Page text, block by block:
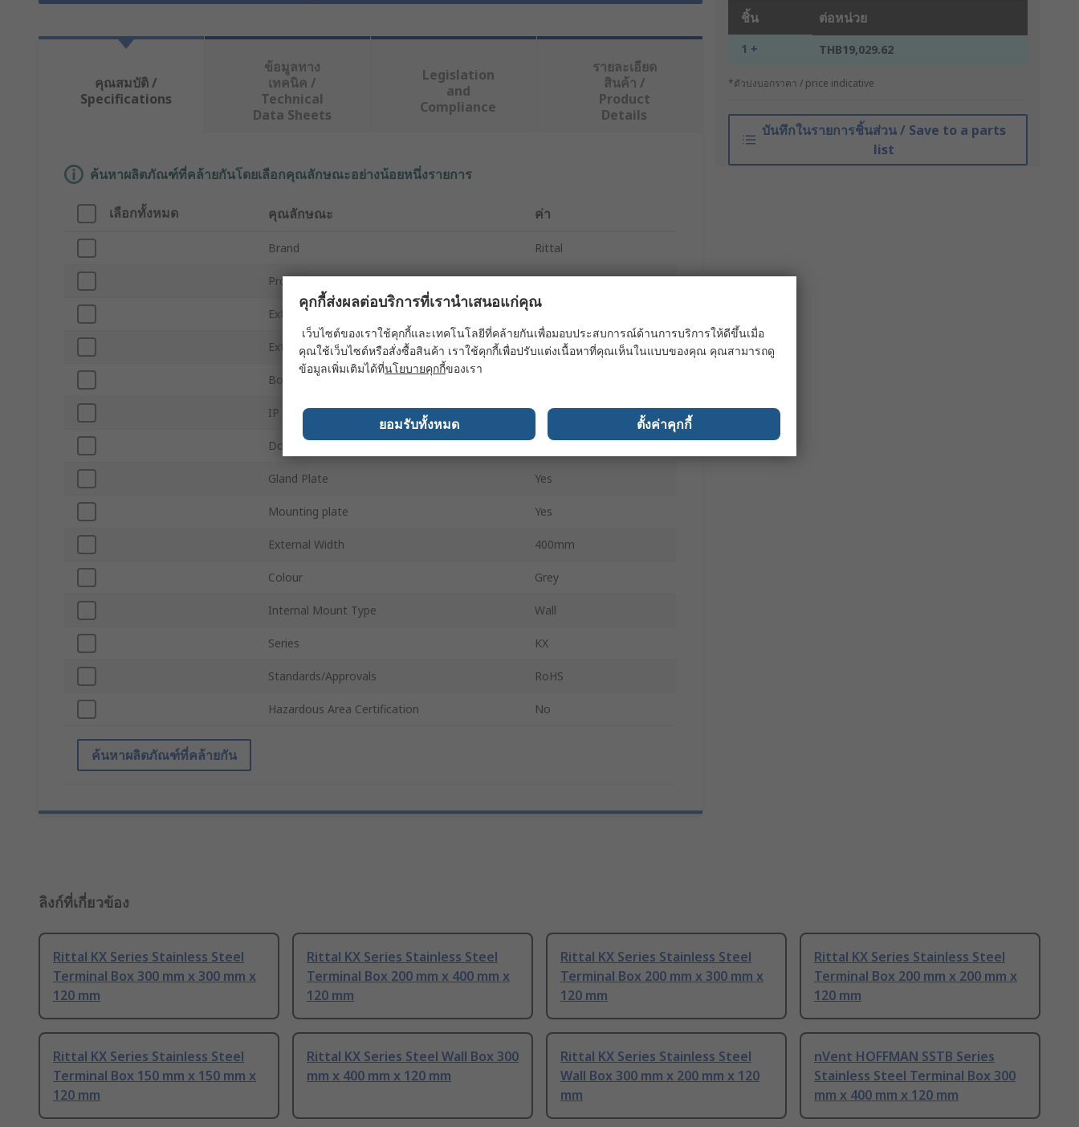
ชิ้น ต่อหน่วย
1 + THB19,029.62
*ตัวบ่งบอกราคา / price indicative
บันทึกในรายการชิ้นส่วน / Save to a parts
list
คุณสมบัติ /
Specifications
ข้อมูลทาง
เทคนิค /
Technical
Data Sheets
Legislation
and
Compliance
รายละเอียด
สินค้า /
Product
Details
ค้นหาผลิตภัณฑ์ที่คล้ายกันโดยเลือกคุณลักษณะอย่างน้อยหนึ่งรายการ
เลือกทั้งหมด คุณลักษณะ ค่า
Brand Rittal
Product Type Terminal Box
External Height
External Depth 120mm
Body Material
IP Rating IP66
Door Lock Type
Gland Plate Yes
Mounting plate Yes
External Width 400mm
Colour Grey
Internal Mount Type Wall
Series KX
Standards/Approvals RoHS
Hazardous Area Certification No
ค้นหาผลิตภัณฑ์ที่คล้ายกัน
ลิงก์ที่เกี่ยวข้อง
Rittal KX Series Stainless Steel
Terminal Box 300 mm x 300 mm x
120 mm
Rittal KX Series Stainless Steel
Terminal Box 200 mm x 400 mm x
120 mm
Rittal KX Series Stainless Steel
Terminal Box 200 mm x 300 mm x
120 mm
Rittal KX Series Stainless Steel
Terminal Box 200 mm x 200 mm x
120 mm
Rittal KX Series Stainless Steel
Terminal Box 150 mm x 150 mm x
120 mm
Rittal KX Series Steel Wall Box 300
mm x 400 mm x 120 mm
Rittal KX Series Stainless Steel
Wall Box 300 mm x 200 mm x 120
mm
nVent HOFFMAN SSTB Series
Stainless Steel Terminal Box 300
mm x 400 mm x 120 mm
คุกกี้ส่งผลต่อบริการที่เรานำเสนอแก่คุณ
เว็บไซต์ของเราใช้คุกกี้และเทคโนโลยีที่คล้ายกันเพื่อมอบประสบการณ์ด้านการบริการให้ดีขึ้นเมื่อ
คุณใช้เว็บไซต์หรือสั่งซื้อสินค้า เราใช้คุกกี้เพื่อปรับแต่งเนื้อหาที่คุณเห็นในแบบของคุณ คุณสามารถดู
ข้อมูลเพิ่มเติมได้ที่นโยบายคุกกี้ของเรา
ยอมรับทั้งหมด ตั้งค่าคุกกี้